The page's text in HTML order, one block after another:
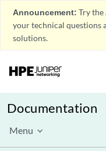
Announcement: Try the
your technical questions
solutions.
Documentation
Menu